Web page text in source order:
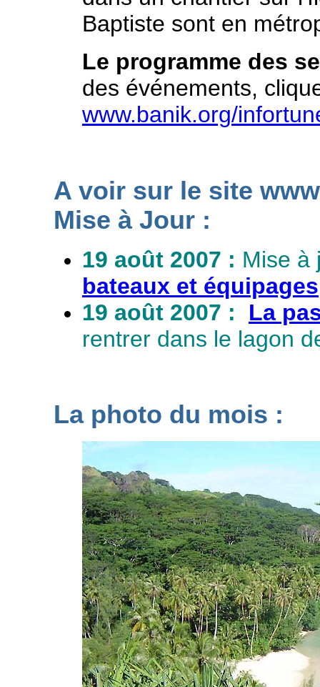
Baptiste sont en
Le programme des
des événements,
www.banik.org/
A voir sur le site
Mise à Jour :
19 août 2007 : Mise à
bateaux et équipages
19 août 2007 : La
rentrer dans le lagon
La photo du mois :